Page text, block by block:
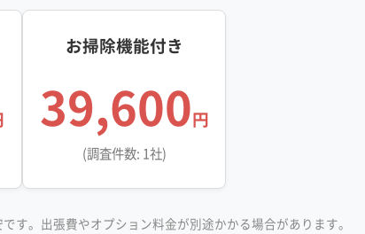
お掃除機能付き
39,600円
(調査件数: 1社)
す。出張費やオプション料金が別途かかる場合があります。